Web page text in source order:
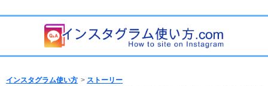
インスタグラム使い方 > ストーリー